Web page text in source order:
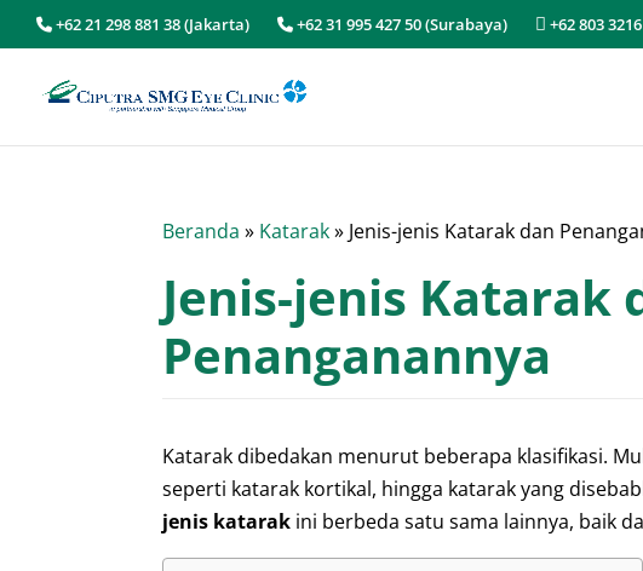
+62 21 298 881 38 (Jakarta) +62 31 995 427 50 (Surabaya) +62 803
Beranda » Katarak» Jenis-jenis Katarak dan
Jenis-jenis Katarak
Penanganannya
Katarak dibedakan menurut beberapa klasifikasi.
seperti katarak kortikal, hingga katarak yang
jenis katarak ini berbeda satu sama lainnya, baik